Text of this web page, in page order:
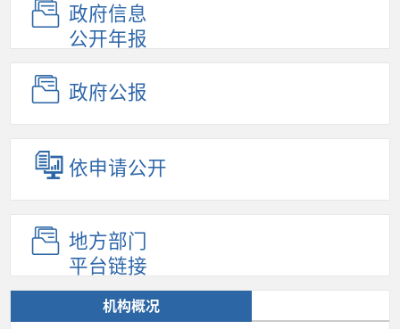
政府信息
公开年报
政府公报
依申请公开
地方部门
平台链接
机构概况